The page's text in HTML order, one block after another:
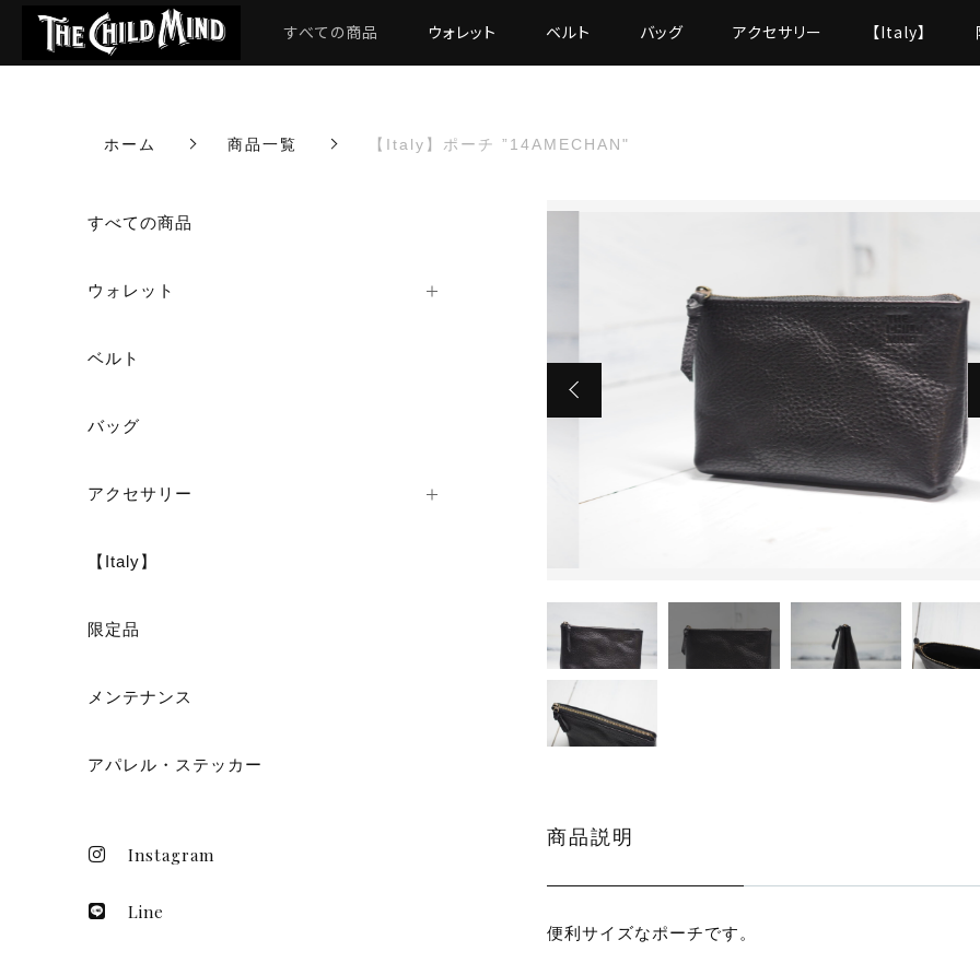
すべての商品 ウォレット ベルト バッグ アクセサリー 【Italy】
ホーム 商品一覧 【Italy】ポーチ ”14AMECHAN"
商品説明
便利サイズなポーチです。
すべての商品
ウォレット
ベルト
バッグ
アクセサリー
【Italy】
限定品
メンテナンス
アパレル・ステッカー
Instagram
Line
カートに商品を追加しました